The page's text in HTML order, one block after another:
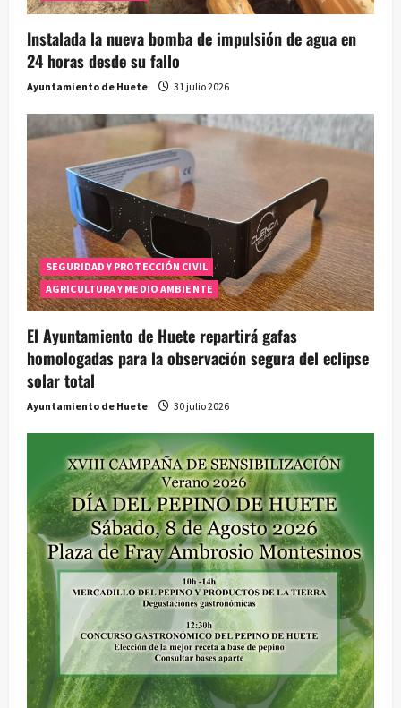
Instalada la nueva bomba de impulsión de agua en
24 horas desde su fallo
Ayuntamiento de Huete 31 julio 2026
SEGURIDAD Y PROTECCIÓN CIVIL
AGRICULTURA Y MEDIO AMBIENTE
El Ayuntamiento de Huete repartirá gafas
homologadas para la observación segura del eclipse
solar total
Ayuntamiento de Huete 30 julio 2026